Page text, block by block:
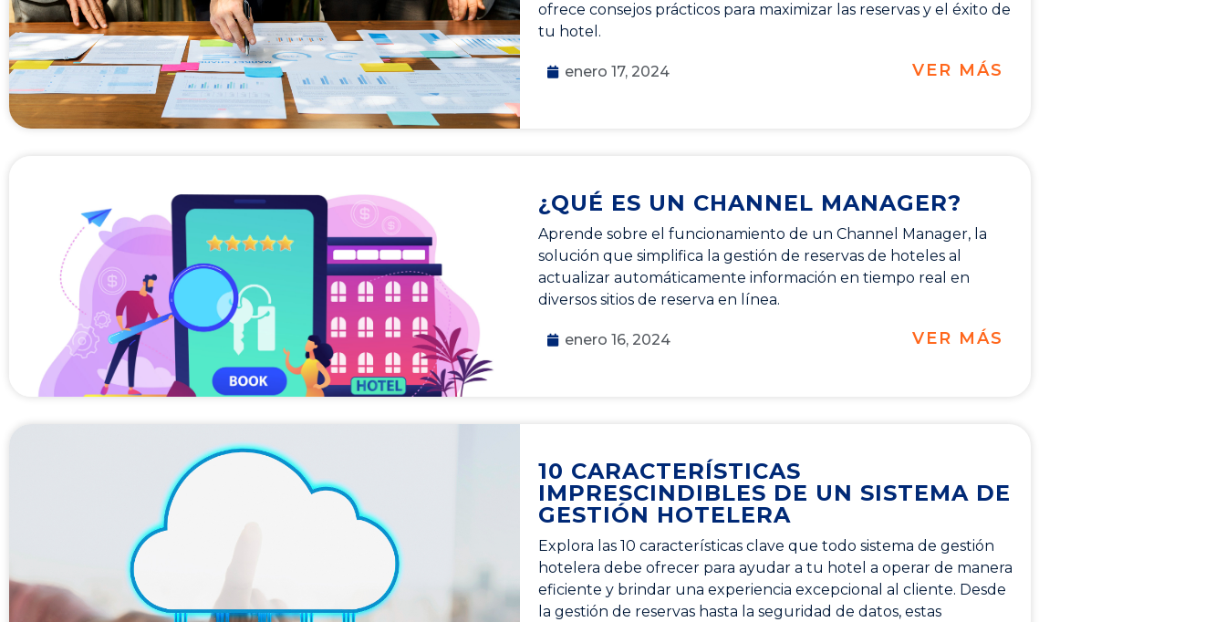
ofrece consejos prácticos para maximizar las reservas y el éxito de
tu hotel.
enero 17, 2024 VER MÁS
¿QUÉ ES UN CHANNEL MANAGER?
Aprende sobre el funcionamiento de un Channel Manager, la
solución que simplifica la gestión de reservas de hoteles al
actualizar automáticamente información en tiempo real en
diversos sitios de reserva en línea.
enero 16, 2024 VER MÁS
10 CARACTERÍSTICAS
IMPRESCINDIBLES DE UN SISTEMA DE
GESTIÓN HOTELERA
Explora las 10 características clave que todo sistema de gestión
hotelera debe ofrecer para ayudar a tu hotel a operar de manera
eficiente y brindar una experiencia excepcional al cliente. Desde
la gestión de reservas hasta la seguridad de datos, estas